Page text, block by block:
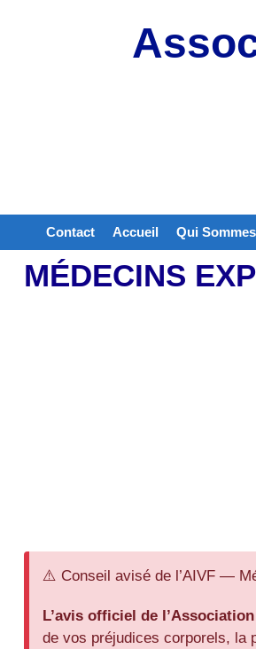
Contact Accueil Qui
MÉDECINS
⚠️ Conseil avisé de l’AIVF —
L’avis officiel de
de vos préjudices corporels, la